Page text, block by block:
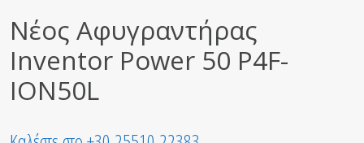
Νέος Αφυγραντήρας
Inventor Power 50 P4F-
ION50L